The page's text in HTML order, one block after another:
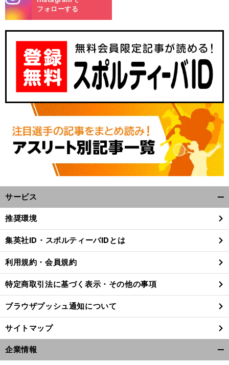
m
フォローする
サービス
閉
る
推奨環境
集英社ID・スポルティーバIDとは
利用規約・会員規約
特定商取引法に基づく表示・その他の事項
ブラウザプッシュ通知について
サイトマップ
企業情報